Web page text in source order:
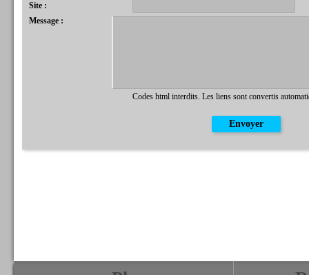
Site :
Message :
Codes html interdits. Les liens sont convertis